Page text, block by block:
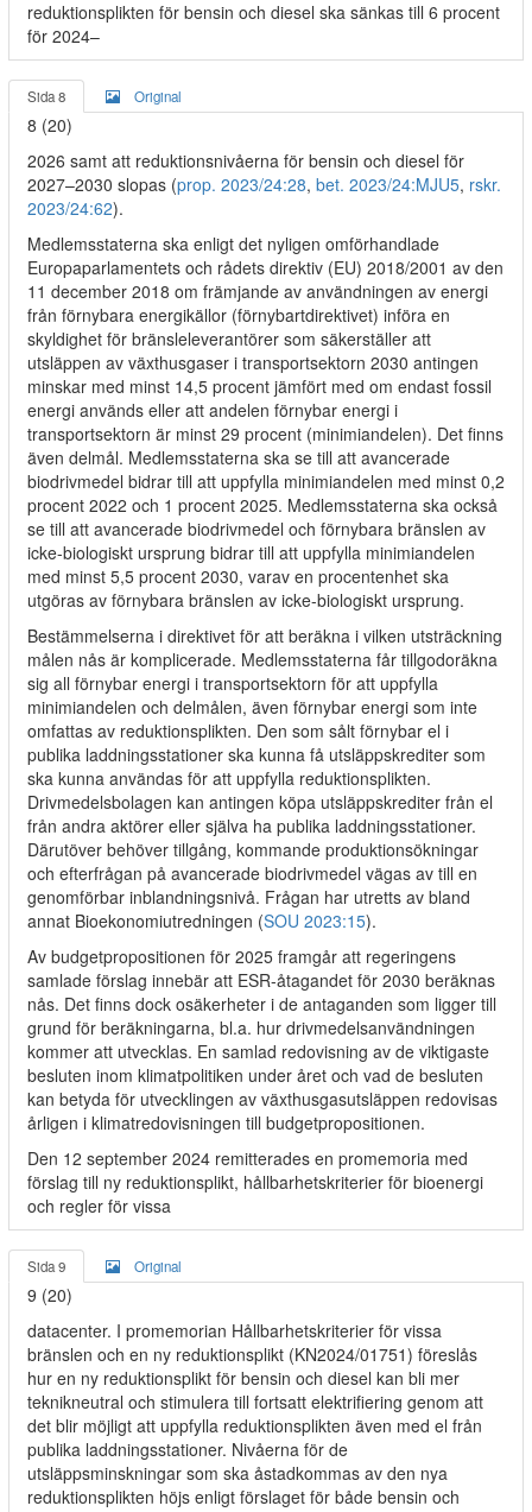
reduktionsplikten för bensin och diesel ska sänkas till 6 procent
för 2024–
Sida 8 Original
8 (20)
2026 samt att reduktionsnivåerna för bensin och diesel för
2027–2030 slopas (prop. 2023/24:28, bet. 2023/24:MJU5, rskr.
2023/24:62).
Medlemsstaterna ska enligt det nyligen omförhandlade
Europaparlamentets och rådets direktiv (EU) 2018/2001 av den
11 december 2018 om främjande av användningen av energi
från förnybara energikällor (förnybartdirektivet) införa en
skyldighet för bränsleleverantörer som säkerställer att
utsläppen av växthusgaser i transportsektorn 2030 antingen
minskar med minst 14,5 procent jämfört med om endast fossil
energi används eller att andelen förnybar energi i
transportsektorn är minst 29 procent (minimiandelen). Det finns
även delmål. Medlemsstaterna ska se till att avancerade
biodrivmedel bidrar till att uppfylla minimiandelen med minst 0,2
procent 2022 och 1 procent 2025. Medlemsstaterna ska också
se till att avancerade biodrivmedel och förnybara bränslen av
icke-biologiskt ursprung bidrar till att uppfylla minimiandelen
med minst 5,5 procent 2030, varav en procentenhet ska
utgöras av förnybara bränslen av icke-biologiskt ursprung.
Bestämmelserna i direktivet för att beräkna i vilken utsträckning
målen nås är komplicerade. Medlemsstaterna får tillgodoräkna
sig all förnybar energi i transportsektorn för att uppfylla
minimiandelen och delmålen, även förnybar energi som inte
omfattas av reduktionsplikten. Den som sålt förnybar el i
publika laddningsstationer ska kunna få utsläppskrediter som
ska kunna användas för att uppfylla reduktionsplikten.
Drivmedelsbolagen kan antingen köpa utsläppskrediter från el
från andra aktörer eller själva ha publika laddningsstationer.
Därutöver behöver tillgång, kommande produktionsökningar
och efterfrågan på avancerade biodrivmedel vägas av till en
genomförbar inblandningsnivå. Frågan har utretts av bland
annat Bioekonomiutredningen (SOU 2023:15).
Av budgetpropositionen för 2025 framgår att regeringens
samlade förslag innebär att ESR-åtagandet för 2030 beräknas
nås. Det finns dock osäkerheter i de antaganden som ligger till
grund för beräkningarna, bl.a. hur drivmedelsanvändningen
kommer att utvecklas. En samlad redovisning av de viktigaste
besluten inom klimatpolitiken under året och vad de besluten
kan betyda för utvecklingen av växthusgasutsläppen redovisas
årligen i klimatredovisningen till budgetpropositionen.
Den 12 september 2024 remitterades en promemoria med
förslag till ny reduktionsplikt, hållbarhetskriterier för bioenergi
och regler för vissa
Sida 9 Original
9 (20)
datacenter. I promemorian Hållbarhetskriterier för vissa
bränslen och en ny reduktionsplikt (KN2024/01751) föreslås
hur en ny reduktionsplikt för bensin och diesel kan bli mer
teknikneutral och stimulera till fortsatt elektrifiering genom att
det blir möjligt att uppfylla reduktionsplikten även med el från
publika laddningsstationer. Nivåerna för de
utsläppsminskningar som ska åstadkommas av den nya
reduktionsplikten höjs enligt förslaget för både bensin och